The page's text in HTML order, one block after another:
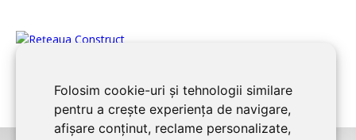
Folosim cookie-uri și tehnologii similare
pentru a crește experiența de navigare,
afișare conținut, reclame personalizate,